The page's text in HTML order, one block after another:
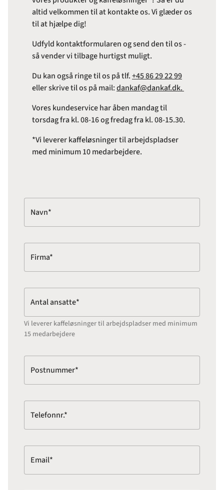
altid velkommen til at kontakte os. Vi glæder os
til at hjælpe dig!
Udfyld kontaktformularen og send den til os -
så vender vi tilbage hurtigst muligt.
Du kan også ringe til os på tlf.+45 86 29 22 99
eller skrive til os på mail:dankaf@dankaf.dk.
Vores kundeservice har åben mandag til
torsdag fra kl. 08-16 og fredag fra kl. 08-15.30.
*Vi leverer kaffeløsninger til arbejdspladser
med minimum 10 medarbejdere.
Navn*
Firma*
Antal ansatte*
Vi leverer kaffeløsninger til arbejdspladser med minimum
15 medarbejdere
Postnummer*
Telefonnr.*
Email*